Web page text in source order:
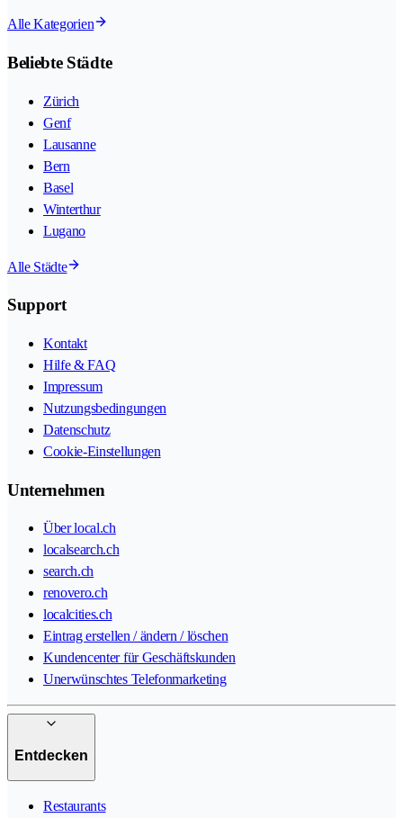
Alle Kategorien
Beliebte Städte
Zürich
Genf
Lausanne
Bern
Basel
Winterthur
Lugano
Alle Städte
Support
Kontakt
Hilfe & FAQ
Impressum
Nutzungsbedingungen
Datenschutz
Cookie-Einstellungen
Unternehmen
Über local.ch
localsearch.ch
search.ch
renovero.ch
localcities.ch
Eintrag erstellen / ändern / löschen
Kundencenter für Geschäftskunden
Unerwünschtes Telefonmarketing
Entdecken
Restaurants